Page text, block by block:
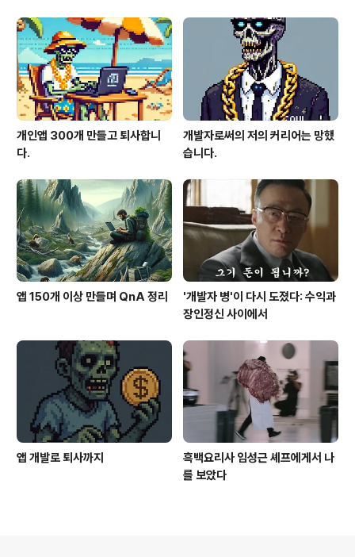
개인앱 300개 만들고 퇴사합니
다.
개발자로써의 저의 커리어는 망했
습니다.
앱 150개 이상 만들며 QnA 정리
'개발자 병'이 다시 도졌다: 수익과
장인정신 사이에서
앱 개발로 퇴사까지
흑백요리사 임성근 셰프에게서 나
를 보았다